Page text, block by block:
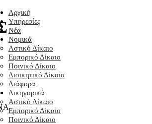
Αρχική
Υπηρεσίες
Νέα
Νομικά
Αστικό Δίκαιο
Εμπορικό Δίκαιο
Ποινικό Δίκαιο
Διοικητικό Δίκαιο
Διάφορα
Δικηγορικά
Αστικό Δίκαιο
Εμπορικό Δίκαιο
Ποινικό Δίκαιο